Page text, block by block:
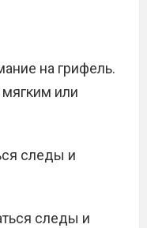
на грифель.
или
следы и
следы и